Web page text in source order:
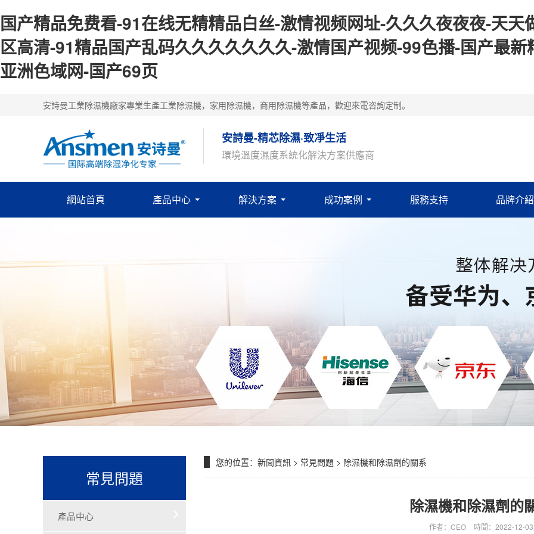
国产精品免费看-91在线无精精品白丝-激情视频网址-久久久夜夜夜-天
区高清-91精品国产乱码久久久久久久久-激情国产视频-99色播-国产最
亚洲色域网-国产69页
安詩曼工業除濕機廠家專業生產工業除濕機，家用除濕機，商用除濕機等產品，歡迎來電咨詢定制。
安詩曼-精芯除濕·致凈生活
環境溫度濕度系統化解決方案供應商
網站首頁 產品中心 解決方案 成功案例 服務支持 品牌介紹
常見問題
產品中心
您的位置： 新聞資訊 > 常見問題 > 除濕機和除濕劑的關系
除濕機和除濕劑的
作者：CEO 時間：2022-12-03